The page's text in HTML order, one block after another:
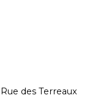
des Terreaux